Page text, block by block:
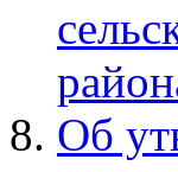
Об